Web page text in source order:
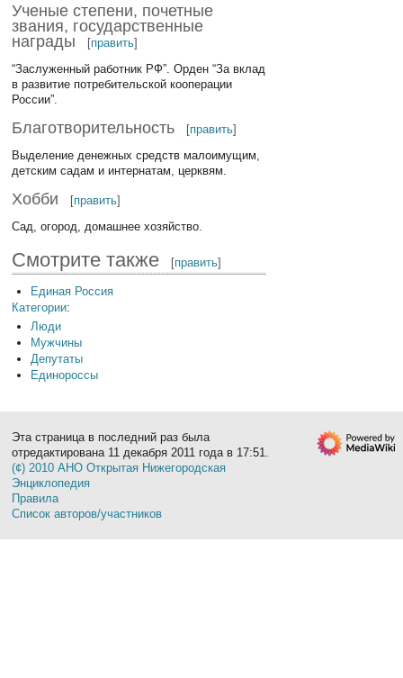
Ученые степени, почетные
звания, государственные
награды
[править]
“Заслуженный работник РФ”. Орден “За вклад
в развитие потребительской кооперации
России”.
Благотворительность [править]
Выделение денежных средств малоимущим,
детским садам и интернатам, церквям.
Хобби [править]
Сад, огород, домашнее хозяйство.
Смотрите также [править]
Единая Россия
Категории:
Люди
Мужчины
Депутаты
Единороссы
Эта страница в последний раз была
отредактирована 11 декабря 2011 года в 17:51.
(¢) 2010 АНО Открытая Нижегородская
Энциклопедия
Правила
Список авторов/участников